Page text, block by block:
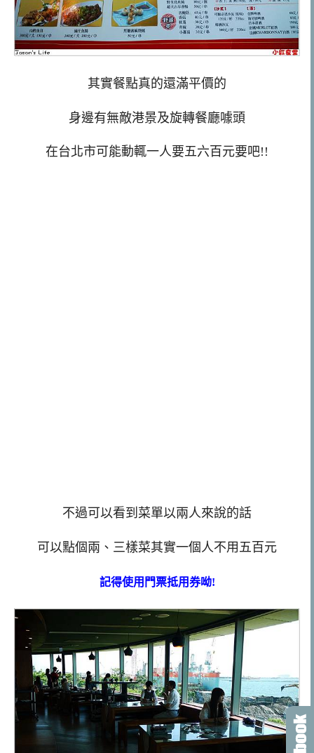
其實餐點真的還滿平價的
身邊有無敵港景及旋轉餐廳噱頭
在台北市可能動輒一人要五六百元要吧!!
不過可以看到菜單以兩人來說的話
可以點個兩、三樣菜其實一個人不用五百元
記得使用門票抵用券呦!